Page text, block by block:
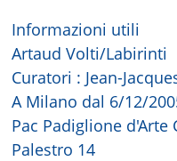
Informazioni utili
Artaud Volti/Labirinti
Curatori : Jean-
A Milano dal 6/12/
Pac Padiglione d'Arte
Palestro 14